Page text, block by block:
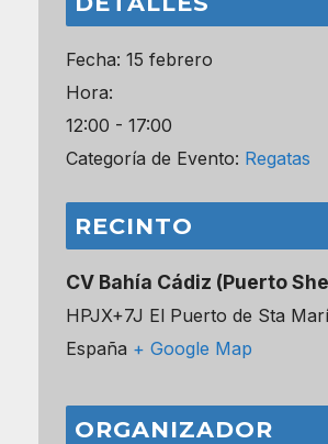
Fecha: 15 febrero
Hora:
12:00 - 17:00
Categoría de Evento: Regatas
RECINTO
CV Bahía Cádiz (Puerto
HPJX+7J El Puerto de Sta
España + Google Map
ORGANIZADOR